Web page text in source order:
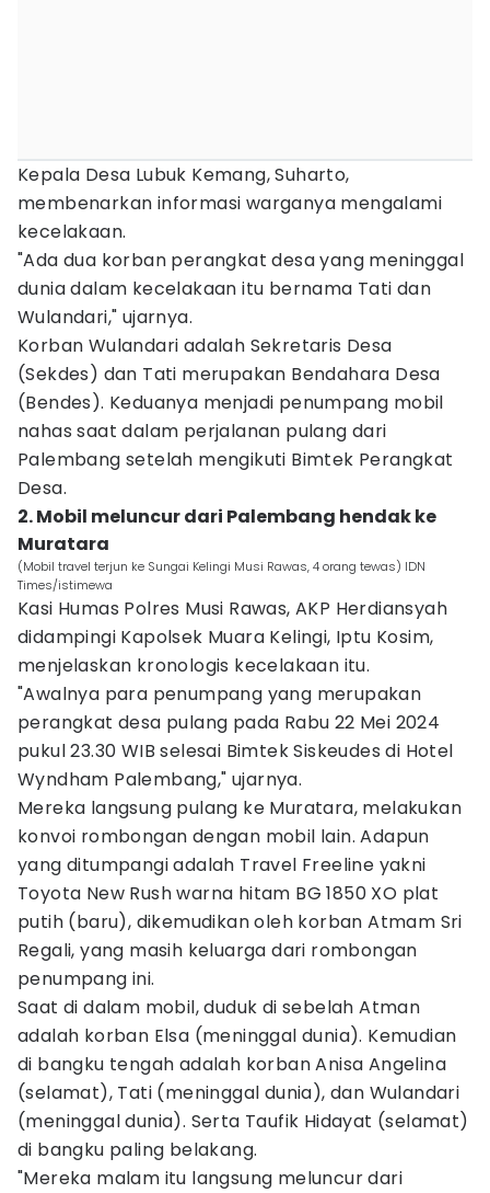
Kepala Desa Lubuk Kemang, Suharto,
membenarkan informasi warganya mengalami
kecelakaan.
"Ada dua korban perangkat desa yang meninggal
dunia dalam kecelakaan itu bernama Tati dan
Wulandari," ujarnya.
Korban Wulandari adalah Sekretaris Desa
(Sekdes) dan Tati merupakan Bendahara Desa
(Bendes). Keduanya menjadi penumpang mobil
nahas saat dalam perjalanan pulang dari
Palembang setelah mengikuti Bimtek Perangkat
Desa.
2. Mobil meluncur dari Palembang hendak ke
Muratara
(Mobil travel terjun ke Sungai Kelingi Musi Rawas, 4 orang tewas) IDN
Times/istimewa
Kasi Humas Polres Musi Rawas, AKP Herdiansyah
didampingi Kapolsek Muara Kelingi, Iptu Kosim,
menjelaskan kronologis kecelakaan itu.
"Awalnya para penumpang yang merupakan
perangkat desa pulang pada Rabu 22 Mei 2024
pukul 23.30 WIB selesai Bimtek Siskeudes di Hotel
Wyndham Palembang," ujarnya.
Mereka langsung pulang ke Muratara, melakukan
konvoi rombongan dengan mobil lain. Adapun
yang ditumpangi adalah Travel Freeline yakni
Toyota New Rush warna hitam BG 1850 XO plat
putih (baru), dikemudikan oleh korban Atmam Sri
Regali, yang masih keluarga dari rombongan
penumpang ini.
Saat di dalam mobil, duduk di sebelah Atman
adalah korban Elsa (meninggal dunia). Kemudian
di bangku tengah adalah korban Anisa Angelina
(selamat), Tati (meninggal dunia), dan Wulandari
(meninggal dunia). Serta Taufik Hidayat (selamat)
di bangku paling belakang.
"Mereka malam itu langsung meluncur dari